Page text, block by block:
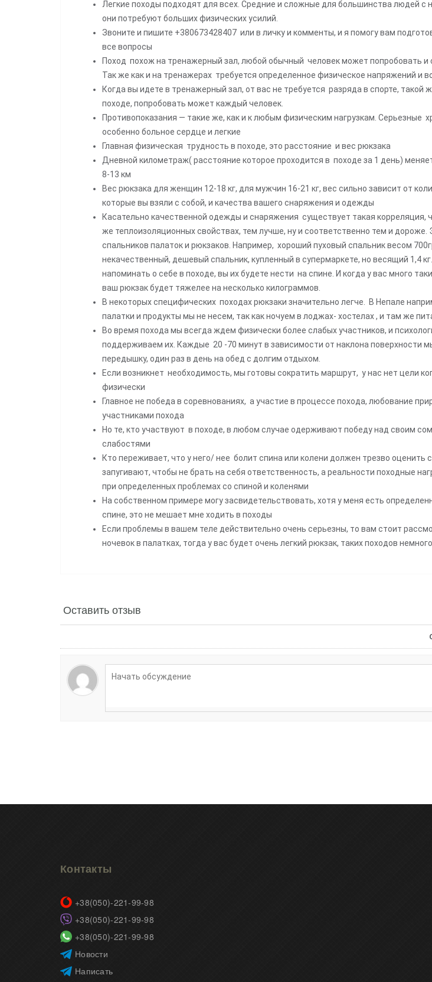
Легкие походы подходят для всех. Средние и сложные для большинства людей с
они потребуют больших физических усилий.
Звоните и пишите +380673428407 или в личку и комменты, и я помогу вам
все вопросы
Поход похож на тренажерный зал, любой обычный человек может попробовать и
Так же как и на тренажерах требуется определенное физическое напряжений и
Когда вы идете в тренажерный зал, от вас не требуется разряда в спорте, такой
походе, попробовать может каждый человек.
Противопоказания — такие же, как и к любым физическим нагрузкам. Серьезные
особенно больное сердце и легкие
Главная физическая трудность в походе, это расстояние и вес рюкзака
Дневной километраж( расстояние которое проходится в походе за 1 день)
8-13 км
Вес рюкзака для женщин 12-18 кг, для мужчин 16-21 кг, вес сильно зависит от
которые вы взяли с собой, и качества вашего снаряжения и одежды
Касательно качественной одежды и снаряжения существует такая корреляция,
же теплоизоляционных свойствах, тем лучше, ну и соответственно тем и дороже.
спальников палаток и рюкзаков. Например, хороший пуховый спальник весом
некачественный, дешевый спальник, купленный в супермаркете, но весящий 1,4
напоминать о себе в походе, вы их будете нести на спине. И когда у вас много
ваш рюкзак будет тяжелее на несколько килограммов.
В некоторых специфических походах рюкзаки значительно легче. В Непале
палатки и продукты мы не несем, так как ночуем в лоджах- хостелах , и там же
Во время похода мы всегда ждем физически более слабых участников, и
поддерживаем их. Каждые 20 -70 минут в зависимости от наклона поверхности
передышку, один раз в день на обед с долгим отдыхом.
Если возникнет необходимость, мы готовы сократить маршрут, у нас нет цели
физически
Главное не победа в соревнованиях, а участие в процессе похода, любование
участниками похода
Но те, кто участвуют в походе, в любом случае одерживают победу над своим
слабостями
Кто переживает, что у него/ нее болит спина или колени должен трезво оценить
запугивают, чтобы не брать на себя ответственность, а реальности походные
при определенных проблемах со спиной и коленями
На собственном примере могу засвидетельствовать, хотя у меня есть
спине, это не мешает мне ходить в походы
Если проблемы в вашем теле действительно очень серьезны, то вам стоит
ночевок в палатках, тогда у вас будет очень легкий рюкзак, таких походов
Оставить отзыв
Контакты
+38(050)-221-99-98
+38(050)-221-99-98
+38(050)-221-99-98
Новости
Написать